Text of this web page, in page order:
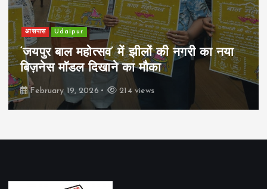
आसपास Udaipur
‘जयपुर बाल महोत्सव’ में झीलों की नगरी का नया
बिज़नेस मॉडल दिखाने का मौका
February 19, 2026 214 views